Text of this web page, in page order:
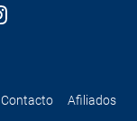
Contacto
Afiliados